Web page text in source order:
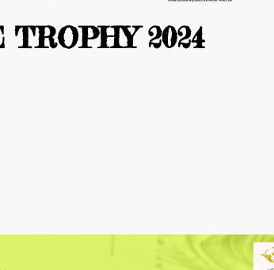
TROPHY 2024